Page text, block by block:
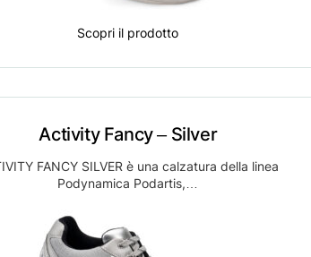
Scopri il prodotto
Activity Fancy – Silver
FANCY SILVER è una calzatura della linea
Podynamica Podartis,…